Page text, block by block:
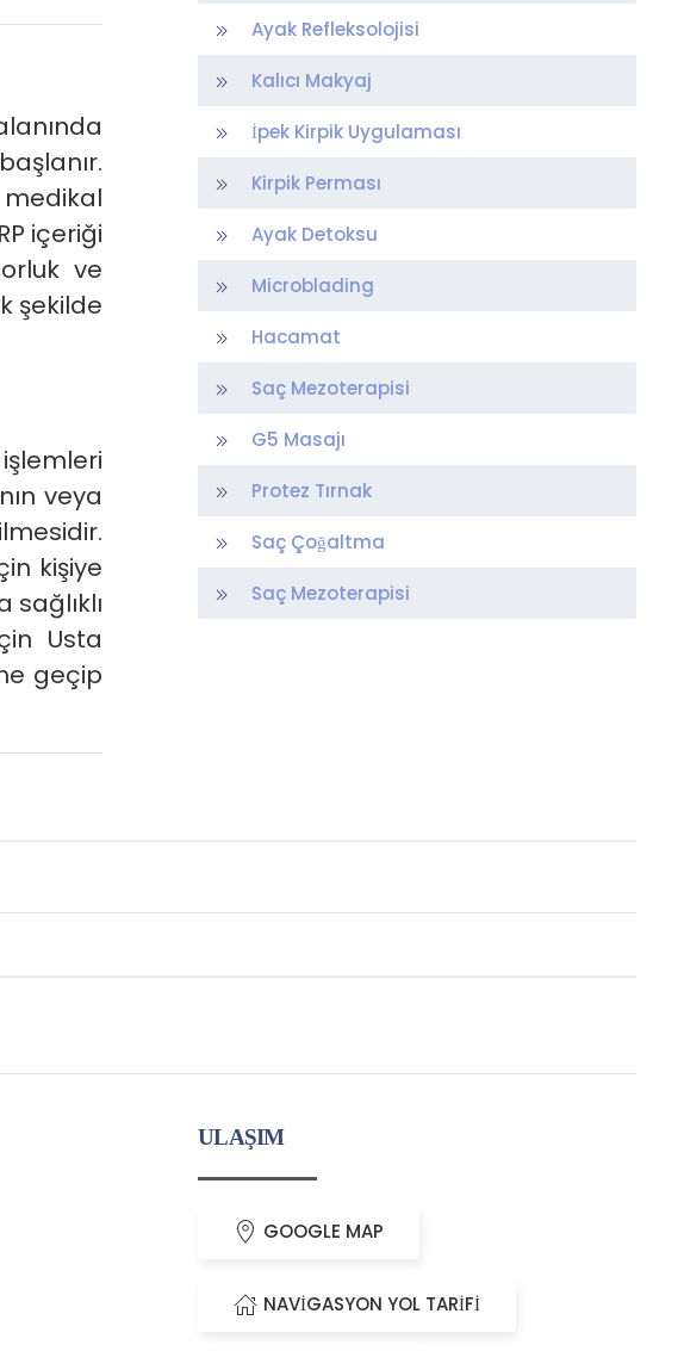
içeriği
ve
şekilde
veya
kişiye
Usta
geçip
Ayak Refleksolojisi
Kalıcı Makyaj
İpek Kirpik Uygulaması
Kirpik Perması
Ayak Detoksu
Microblading
Hacamat
Saç Mezoterapisi
G5 Masajı
Protez Tırnak
Saç Çoğaltma
Saç Mezoterapisi
ULAŞIM
GOOGLE MAP
NAVİGASYON YOL TARİFİ